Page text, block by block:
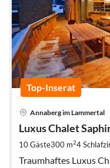
Top-Inserat
Annaberg im Lammertal
Luxus Chalet
10 Gäste300 m24
Traumhaftes Luxus